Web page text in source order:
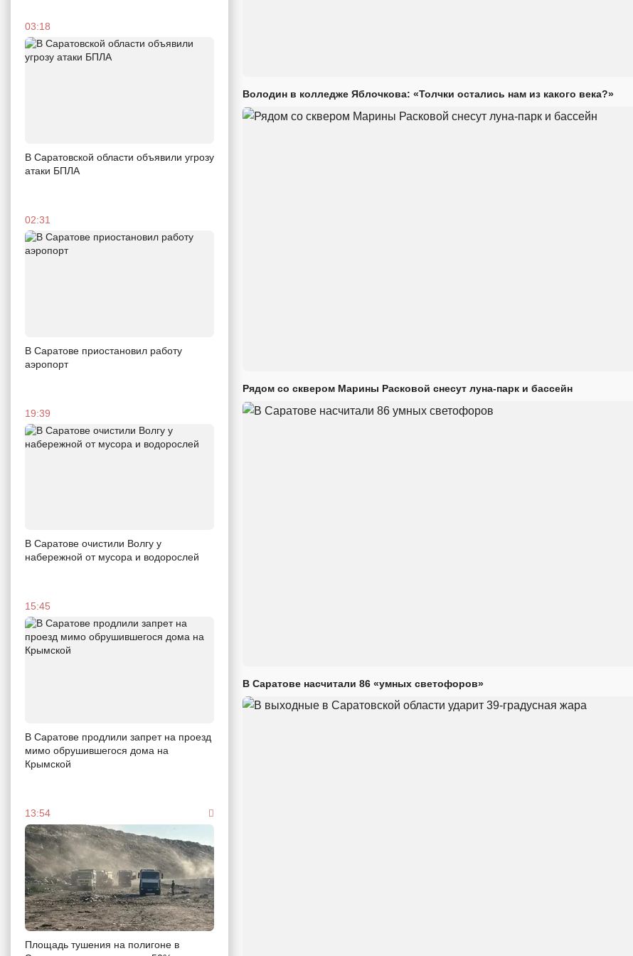
03:18
В Саратовской области объявили угрозу
атаки БПЛА
02:31
В Саратове приостановил работу
аэропорт
19:39
В Саратове очистили Волгу у
набережной от мусора и водорослей
15:45
В Саратове продлили запрет на проезд
мимо обрушившегося дома на
Крымской
13:54
Площадь тушения на полигоне в
Володин в колледже Яблочкова: «Толчки остались нам из какого века?»
Рядом со сквером Марины Расковой снесут луна-парк и бассейн
В Саратове насчитали 86 «умных светофоров»